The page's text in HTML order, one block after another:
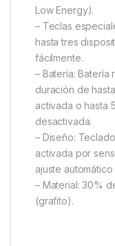
Low Energy).
– Teclas
hasta tres
fácilmente.
– Batería: Batería
duración de
activada o hasta
desactivada.
– Diseño:
activada por
ajuste
– Material: 30%
(grafito).